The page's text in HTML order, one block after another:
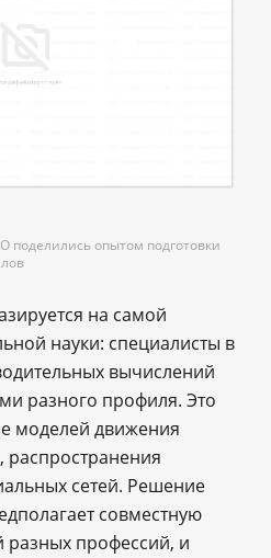
поделились опытом подготовки
на самой
науки: специалисты в
вычислений
разного профиля. Это
моделей движения
распространения
сетей. Решение
совместную
разных профессий, и